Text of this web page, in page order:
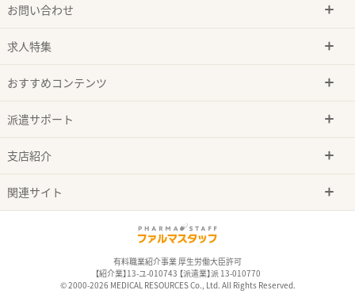
お問い合わせ
求人特集
おすすめコンテンツ
派遣サポート
支店紹介
関連サイト
有料職業紹介事業 厚生労働大臣許可
【紹介業】13-ユ-010743 【派遣業】派 13-010770
© 2000-2026 MEDICAL RESOURCES Co., Ltd. All Rights Reserved.